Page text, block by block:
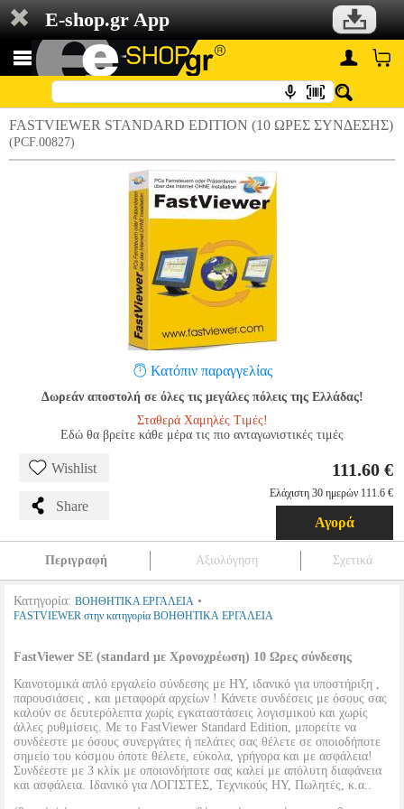
E-shop.gr App
FASTVIEWER STANDARD EDITION (10 ΩΡΕΣ ΣYΝΔΕΣΗΣ)
(PCF.00827)
Κατόπιν παραγγελίας
Δωρεάν αποστολή σε όλες τις μεγάλες πόλεις της Ελλάδας!
Σταθερά Χαμηλές Τιμές!
Εδώ θα βρείτε κάθε μέρα τις πιο ανταγωνιστικές τιμές
Wishlist
Share
111.60 €
Ελάχιστη 30 ημερών 111.6 €
Αγορά
Περιγραφή Αξιολόγηση Σχετικά
Κατηγορία: ΒΟΗΘΗΤΙΚΑ ΕΡΓΑΛΕΙΑ •
FASTVIEWER στην κατηγορία ΒΟΗΘΗΤΙΚΑ ΕΡΓΑΛΕΙΑ
FastViewer SE (standard με Χρονοχρέωση) 10 Ωρες σύνδεσης
Καινοτομικά απλό εργαλείο σύνδεσης με ΗΥ, ιδανικό για υποστήριξη ,
παρουσιάσεις , και μεταφορά αρχείων ! Κάνετε συνδέσεις με όσους σας
καλούν σε δευτερόλεπτα χωρίς εγκαταστάσεις λογισμικού και χωρίς
άλλες ρυθμίσεις. Με το FastViewer Standard Edition, μπορείτε να
συνδέεστε με όσους συνεργάτες ή πελάτες σας θέλετε σε οποιοδήποτε
σημείο του κόσμου όποτε θέλετε, εύκολα, γρήγορα και με ασφάλεια!
Συνδέεστε με 3 κλίκ με οποιονδήποτε σας καλεί με απόλυτη διαφάνεια
και ασφάλεια. Ιδανικό για ΛΟΓΙΣΤΕΣ, Τεχνικούς ΗΥ, Πωλητές, κ.α..